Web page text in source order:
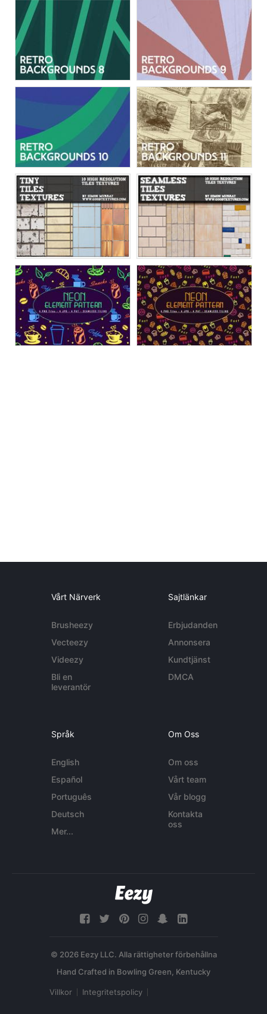
Vårt Närverk
Brusheezy
Vecteezy
Videezy
Bli en
leverantör
Sajtlänkar
Erbjudanden
Annonsera
Kundtjänst
DMCA
Språk
English
Español
Português
Deutsch
Mer...
Om Oss
Om oss
Vårt team
Vår blogg
Kontakta
oss
© 2026 Eezy LLC. Alla rättigheter förbehållna
Villkor Integritetspolicy